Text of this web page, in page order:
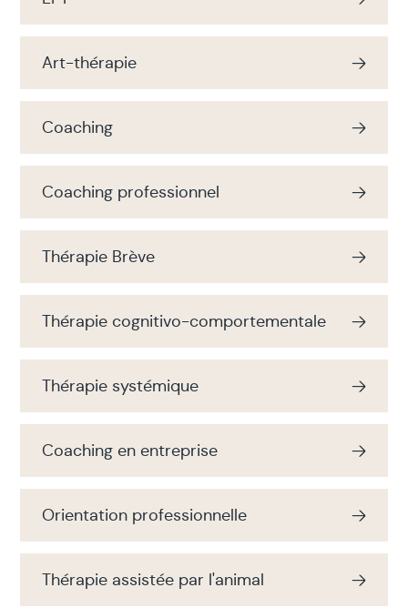
Art-thérapie
Coaching
Coaching professionnel
Thérapie Brève
Thérapie cognitivo-comportementale
Thérapie systémique
Coaching en entreprise
Orientation professionnelle
Thérapie assistée par l'animal